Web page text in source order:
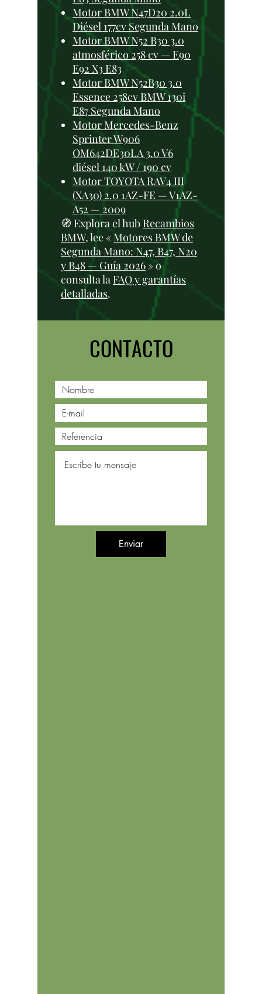
Motor BMW N47D20 2.0L
Diésel 177cv Segunda Mano
Motor BMW N52 B30 3.0
atmosférico 258 cv — E90
E92 X3 E83
Motor BMW N52B30 3.0
Essence 258cv BMW 130i
E87 Segunda Mano
Motor Mercedes-Benz
Sprinter W906
OM642DE30LA 3.0 V6
diésel 140 kW / 190 cv
Motor TOYOTA RAV4 III
(XA30) 2.0 1AZ-FE — V1AZ-
A52 — 2009
🧭 Explora el hub Recambios
BMW, lee « Motores BMW de
Segunda Mano: N47, B47, N20
y B48 — Guía 2026 » o
consulta la FAQ y garantías
detalladas.
CONTACTO
Enviar